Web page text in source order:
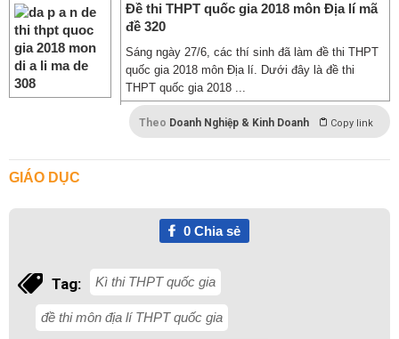
Đề thi THPT quốc gia 2018 môn Địa lí mã
đề 320
Sáng ngày 27/6, các thí sinh đã làm đề thi THPT
quốc gia 2018 môn Địa lí. Dưới đây là đề thi
THPT quốc gia 2018 ...
Theo Doanh Nghiệp & Kinh Doanh Copy link
GIÁO DỤC
0Chia sẻ
Tag: Kì thi THPT quốc gia
đề thi môn địa lí THPT quốc gia